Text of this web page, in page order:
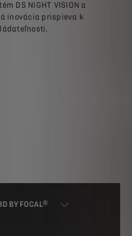
DS NIGHT VISION a
inovácia prispieva k
BY FOCAL®